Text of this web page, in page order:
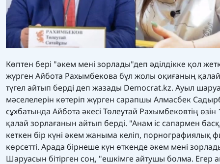
Көптен бері "әкем мені зорлады"деп әділдікке қол
жүрген Айбота Рахымбекова бұл жолы оқиғаның
түгел айтып берді деп жазады Democrat.kz. Ауыл
мәселелерін көтеріп жүрген сарапшы Алмасбек
сұхбатында Айбота әкесі Төлеутай Рахымбековтің
қалай зорлағанын айтып берді. "Анам іс сапармен
кеткен бір күні әкем жаныма келіп, порнографиялық
көрсетті. Арада бірнеше күн өткенде әкем мені
Шаруасын бітірген соң, "ешкімге айтушы болма. Егер